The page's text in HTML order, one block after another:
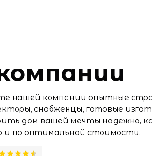
нашей компании опытные
снабженцы, готовые
дом вашей мечты надежно,
и по оптимальной стоимости.